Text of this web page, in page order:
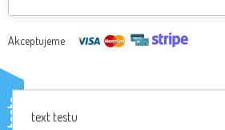
Akceptujeme
Reviews
testo text testu